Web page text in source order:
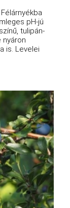
pH-jú
tulipán-
nyáron
is. Levelei